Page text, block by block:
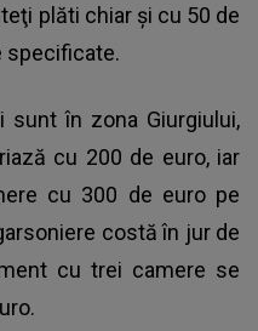
plăti chiar şi cu 50 de
specificate.
în zona Giurgiului,
cu 200 de euro, iar
cu 300 de euro pe
costă în jur de
cu trei camere se